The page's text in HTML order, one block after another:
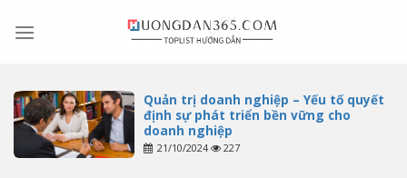
Quản trị doanh nghiệp – Yếu tố quyết
định sự phát triển bền vững cho
doanh nghiệp
21/10/2024 227